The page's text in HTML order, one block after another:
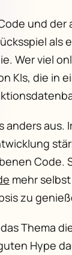
und
als
Wer viel
KIs, die in
aus.
Code.
mehr
zu
Thema
Hype